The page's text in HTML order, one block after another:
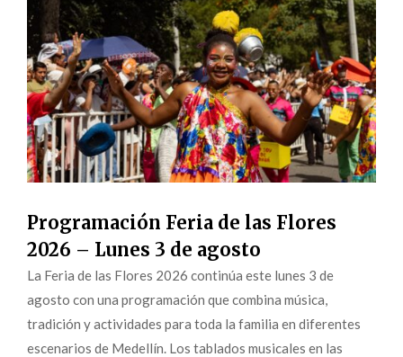
Programación Feria de las Flores
2026 – Lunes 3 de agosto
La Feria de las Flores 2026 continúa este lunes 3 de
agosto con una programación que combina música,
tradición y actividades para toda la familia en diferentes
escenarios de Medellín. Los tablados musicales en las